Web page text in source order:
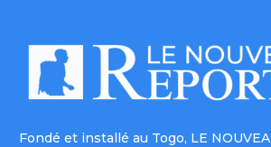
Fondé et installé au Togo, LE